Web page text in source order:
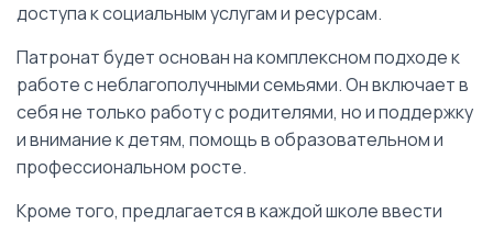
доступа к социальным услугам и ресурсам.
Патронат будет основан на комплексном подходе к
работе с неблагополучными семьями. Он включает в
себя не только работу с родителями, но и поддержку
и внимание к детям, помощь в образовательном и
профессиональном росте.
Кроме того, предлагается в каждой школе ввести